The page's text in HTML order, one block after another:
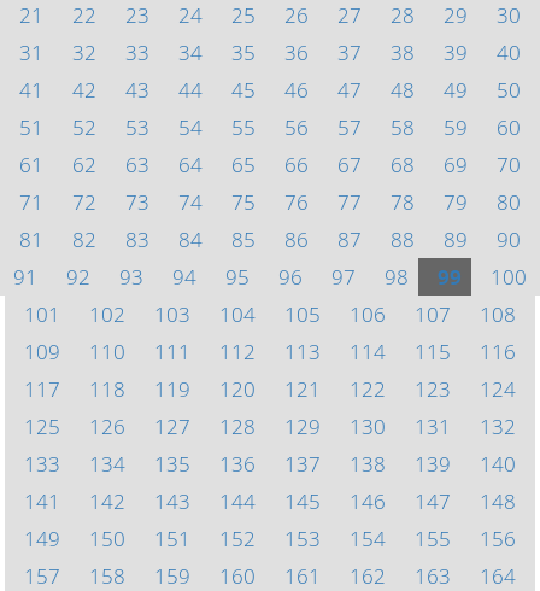
21
22 23 24 25 26 27 28 29
30
31
32 33 34 35 36 37 38 39
40
41
42 43 44 45 46 47 48 49
50
51
52 53 54 55 56 57 58 59
60
61
62 63 64 65 66 67 68 69
70
71
72 73 74 75 76 77 78 79
80
81
82 83 84 85 86 87 88 89
90
91
92 93 94 95 96 97 98 99
100
101
102 103 104 105 106 107
108
109
110 111 112 113 114 115
116
117
118 119 120 121 122 123
124
125
126 127 128 129 130 131
132
133
134 135 136 137 138 139
140
141
142 143 144 145 146 147
148
149
150 151 152 153 154 155
156
157
158 159 160 161 162 163
164